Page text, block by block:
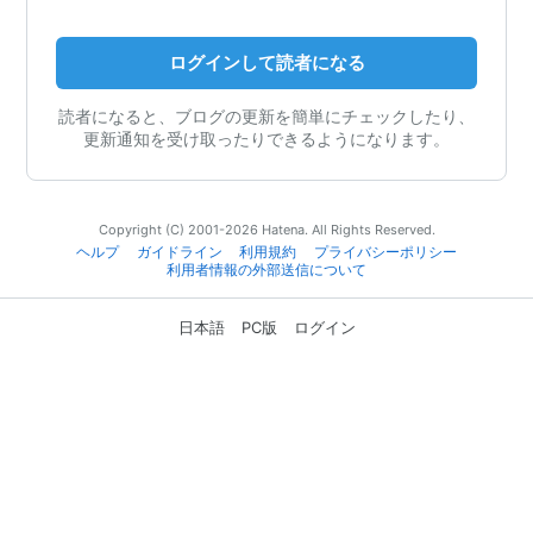
ログインして読者になる
読者になると、ブログの更新を簡単にチェックしたり、
更新通知を受け取ったりできるようになります。
Copyright (C) 2001-2026 Hatena. All Rights Reserved.
ヘルプ
ガイドライン 利用規約
プライバシーポリシー
利用者情報の外部送信について
日本語 PC版 ログイン